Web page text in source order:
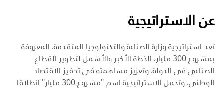
عن الاستراتيجية
تعد استراتيجية وزارة الصناعة والتكنولوجيا المتقدمة، المعروفة
بمشروع 300 مليار، الخطة الأكبر والأشمل لتطوير القطاع
الصناعي في الدولة، وتعزيز مساهمته في تحفيز الاقتصاد
الوطني. وتحمل الاستراتيجية اسم "مشروع 300 مليار" انطلاقا